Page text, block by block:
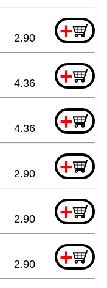
+
2.90
+
4.36
+
4.36
+
2.90
+
2.90
+
2.90